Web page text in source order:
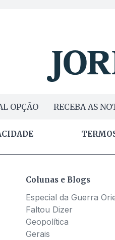
OPÇÃO RECEBA AS
Colunas e Blogs
Especial da Guerra
Faltou Dizer
Geopolítica
Gerais